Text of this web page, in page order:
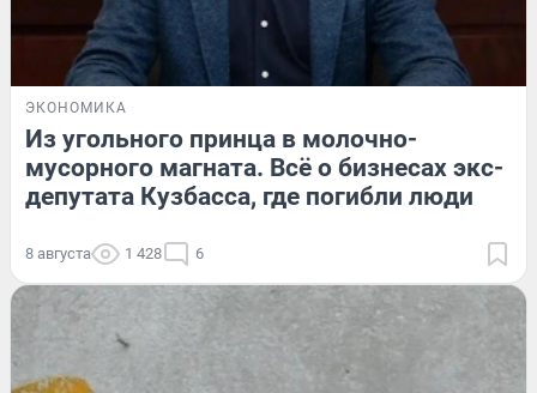
ЭКОНОМИКА
Из угольного принца в молочно-
мусорного магната. Всё о бизнесах экс-
депутата Кузбасса, где погибли люди
8 августа 1 428 6